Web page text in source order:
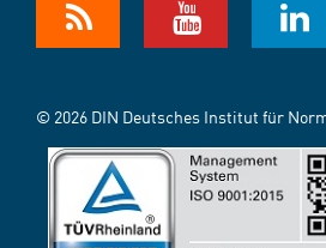
© 2026 DIN Deutsches Institut für